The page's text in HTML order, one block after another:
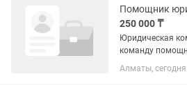
Помощник
250 000 ₸
Юридическая
команду
Обязанности: •
документов; •
Алматы, сегодня